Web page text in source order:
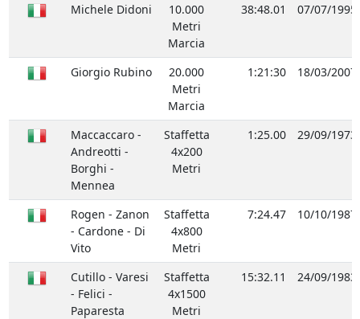
Michele Didoni
10.000
Metri
Marcia
38:48.01 07/07/1995
Giorgio Rubino
20.000
Metri
Marcia
1:21:30 18/03/2007
Maccaccaro -
Andreotti -
Borghi -
Mennea
Staffetta
4x200
Metri
1:25.00 29/09/1973
Rogen - Zanon
- Cardone - Di
Vito
Staffetta
4x800
Metri
7:24.47 10/10/1987
Cutillo - Varesi
- Felici -
Paparesta
Staffetta
4x1500
Metri
15:32.11 24/09/1983